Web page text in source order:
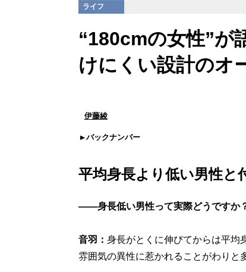
ライフ
“180cmの女性”が
けにくい設計のオ
伊藤綾
バックナンバー
平均身長より低い男性と
――身長低い男性って実際どうですか
音羽： 身長がとくに伸びてからは平均
雰囲気の異性に惹かれることがわりと